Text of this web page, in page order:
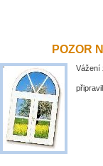
POZOR
Vážení